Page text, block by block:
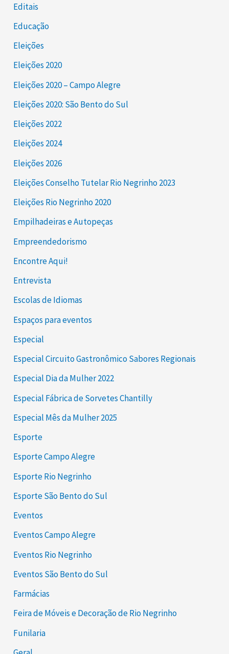
Editais
Educação
Eleições
Eleições 2020
Eleições 2020 – Campo Alegre
Eleições 2020: São Bento do Sul
Eleições 2022
Eleições 2024
Eleições 2026
Eleições Conselho Tutelar Rio Negrinho 2023
Eleições Rio Negrinho 2020
Empilhadeiras e Autopeças
Empreendedorismo
Encontre Aqui!
Entrevista
Escolas de Idiomas
Espaços para eventos
Especial
Especial Circuito Gastronômico Sabores Regionais
Especial Dia da Mulher 2022
Especial Fábrica de Sorvetes Chantilly
Especial Mês da Mulher 2025
Esporte
Esporte Campo Alegre
Esporte Rio Negrinho
Esporte São Bento do Sul
Eventos
Eventos Campo Alegre
Eventos Rio Negrinho
Eventos São Bento do Sul
Farmácias
Feira de Móveis e Decoração de Rio Negrinho
Funilaria